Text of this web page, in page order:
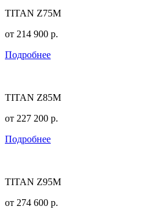
TITAN Z75M
от 214 900 р.
Подробнее
TITAN Z85M
от 227 200 р.
Подробнее
TITAN Z95M
от 274 600 р.